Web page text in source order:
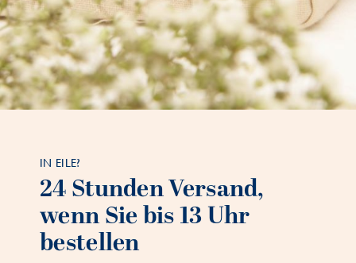
IN EILE?
24 Stunden Versand,
wenn Sie bis 13 Uhr
bestellen